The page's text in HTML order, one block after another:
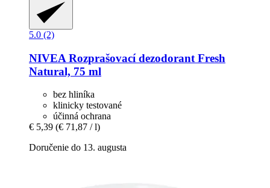
5.0 (2)
NIVEA Rozprašovací dezodorant Fresh
Natural, 75 ml
bez hliníka
klinicky testované
účinná ochrana
€ 5,39 (€ 71,87 / l)
Doručenie do 13. augusta